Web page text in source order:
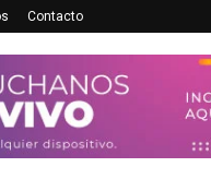
Contacto